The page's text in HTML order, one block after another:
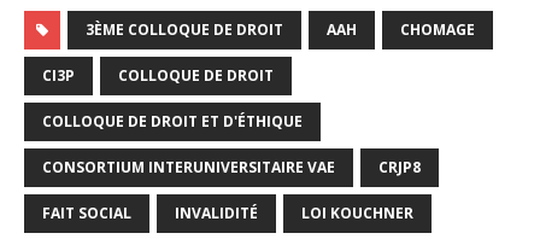
3ÈME COLLOQUE DE DROIT AAH CHOMAGE
CI3P COLLOQUE DE DROIT
COLLOQUE DE DROIT ET D'ÉTHIQUE
CONSORTIUM INTERUNIVERSITAIRE VAE CRJP8
FAIT SOCIAL INVALIDITÉ LOI KOUCHNER